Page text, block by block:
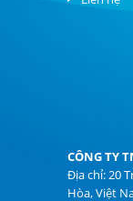
CÔNG TY
Địa chỉ: 20
Hòa, Việt